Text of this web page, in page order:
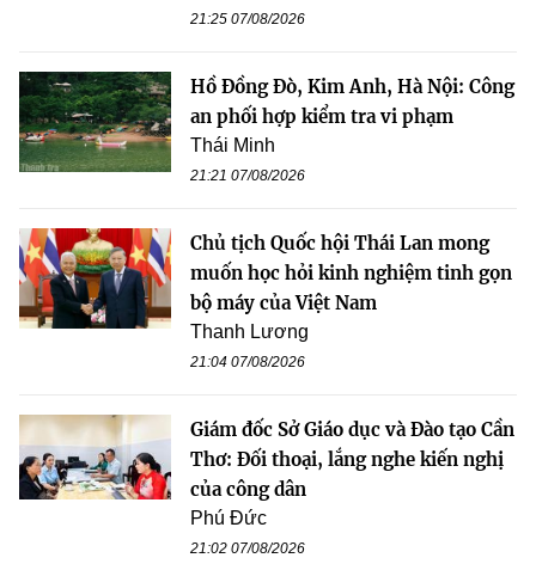
21:25 07/08/2026
Hồ Đồng Đò, Kim Anh, Hà Nội: Công
an phối hợp kiểm tra vi phạm
Thái Minh
21:21 07/08/2026
Chủ tịch Quốc hội Thái Lan mong
muốn học hỏi kinh nghiệm tinh gọn
bộ máy của Việt Nam
Thanh Lương
21:04 07/08/2026
Giám đốc Sở Giáo dục và Đào tạo Cần
Thơ: Đối thoại, lắng nghe kiến nghị
của công dân
Phú Đức
21:02 07/08/2026